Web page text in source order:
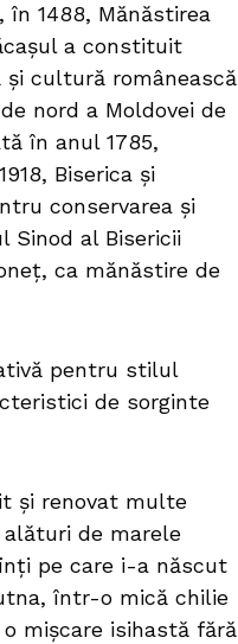
1488, Mănăstirea
a constituit
cultură românească
nord a Moldovei de
în anul 1785,
Biserica și
conservarea și
Sinod al Bisericii
ca mănăstire de
pentru stilul
de sorginte
și renovat multe
alături de marele
pe care i-a născut
într-o mică chilie
mișcare isihastă fără